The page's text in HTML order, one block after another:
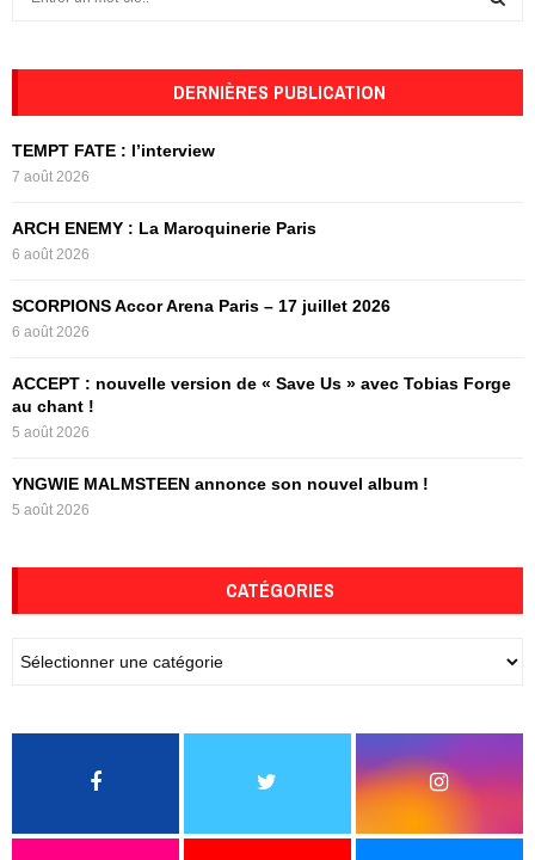
o
r
DERNIÈRES PUBLICATION
TEMPT FATE : l’interview
7 août 2026
ARCH ENEMY : La Maroquinerie Paris
6 août 2026
SCORPIONS Accor Arena Paris – 17 juillet 2026
6 août 2026
ACCEPT : nouvelle version de « Save Us » avec Tobias Forge
au chant !
5 août 2026
YNGWIE MALMSTEEN annonce son nouvel album !
5 août 2026
CATÉGORIES